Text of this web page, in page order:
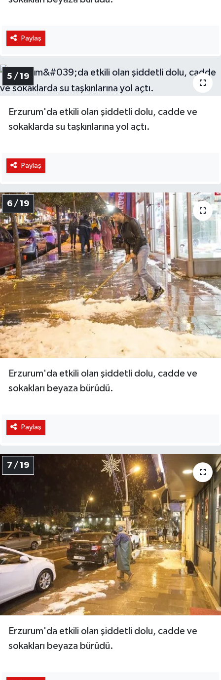
Paylaş
5 / 19
Erzurum'da etkili olan şiddetli dolu, cadde ve
sokaklarda su taşkınlarına yol açtı.
Paylaş
6 / 19
Erzurum'da etkili olan şiddetli dolu, cadde ve
sokakları beyaza bürüdü.
Paylaş
7 / 19
Erzurum'da etkili olan şiddetli dolu, cadde ve
sokakları beyaza bürüdü.